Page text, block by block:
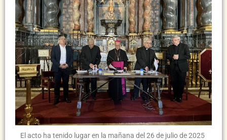
El acto ha tenido lugar en la mañana del 26 de julio de 2025